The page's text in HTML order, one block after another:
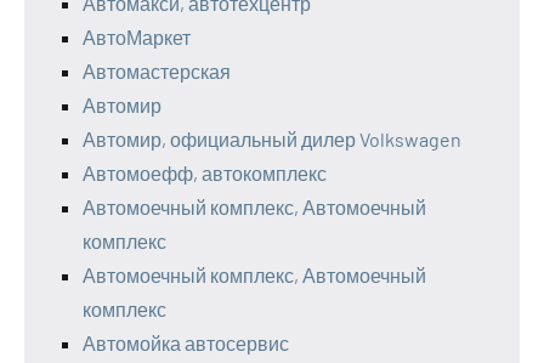
АвтоМаркет
Автомастерская
Автомир
Автомир, официальный дилер Volkswagen
Автомоефф, автокомплекс
Автомоечный комплекс, Автомоечный
комплекс
Автомоечный комплекс, Автомоечный
комплекс
Автомойка автосервис